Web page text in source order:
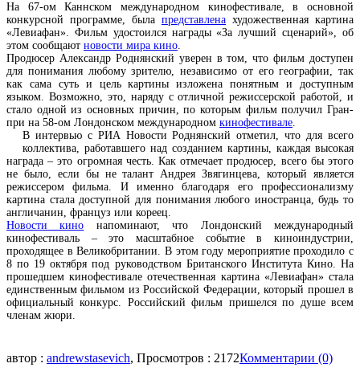
На 67-ом Каннском международном кинофестивале, в основной
конкурсной программе, была представлена художественная картина
«Левиафан». Фильм удостоился награды «За лучший сценарий», об
этом сообщают новости мира кино.
Продюсер Александр Роднянский уверен в том, что фильм доступен
для понимания любому зрителю, независимо от его географии, так
как сама суть и цель картины изложена понятным и доступным
языком. Возможно, это, наряду с отличной режиссерской работой, и
стало одной из основных причин, по которым фильм получил Гран-
при на 58-ом Лондонском международном кинофестивале.
В интервью с РИА Новости Роднянский отметил, что для всего
коллектива, работавшего над созданием картины, каждая высокая
награда – это огромная честь. Как отмечает продюсер, всего бы этого
не было, если бы не талант Андрея Звягинцева, который является
режиссером фильма. И именно благодаря его профессионализму
картина стала доступной для понимания любого иностранца, будь то
англичанин, француз или кореец.
Новости кино напоминают, что Лондонский международный
кинофестиваль – это масштабное событие в киноиндустрии,
проходящее в Великобритании. В этом году мероприятие проходило с
8 по 19 октября под руководством Британского Института Кино. На
прошедшем кинофестивале отечественная картина «Левиафан» стала
единственным фильмом из Российской Федерации, который прошел в
официальный конкурс. Российский фильм пришелся по душе всем
членам жюри.
автор : andrewstasevich, Просмотров : 2172Комментарии (0)